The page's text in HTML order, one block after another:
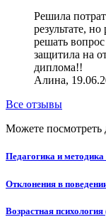
Решила
результате,
решать
защитила на
диплома!!
Алина,
Все отзывы
Можете посмотреть
Педагогика и
Отклонения в
Возрастная